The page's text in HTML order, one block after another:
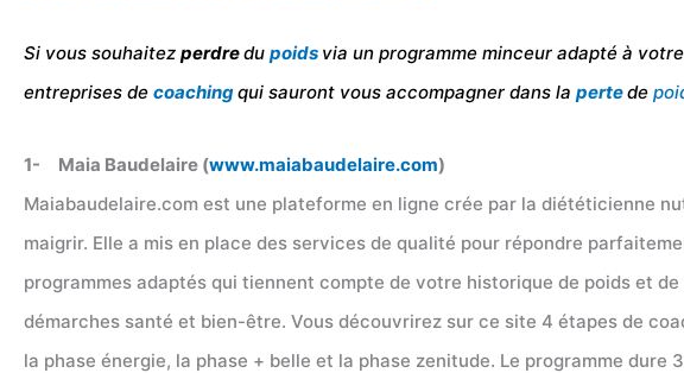
Si vous souhaitez perdredu poids via un programme minceur adapté à
entreprises de coachingqui sauront vous accompagner dans la pertede
1- Maia Baudelaire (www.maiabaudelaire.com)
Maiabaudelaire.com est une plateforme en ligne crée par la diététicienne
maigrir. Elle a mis en place des services de qualité pour répondre
programmes adaptés qui tiennent compte de votre historique de poids et
démarches santé et bien-être. Vous découvrirez sur ce site 4 étapes de
la phase énergie, la phase + belle et la phase zenitude. Le programme